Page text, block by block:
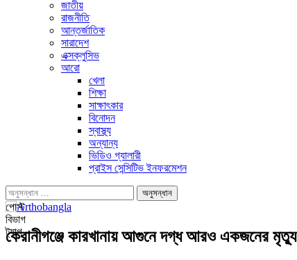
জাতীয়
রাজনীতি
আন্তর্জাতিক
সারাদেশ
এক্সক্লুসিভ
আরো
খেলা
শিক্ষা
সাক্ষাৎকার
বিনোদন
স্বাস্থ্য
অন্যান্য
ভিডিও গ্যালারী
প্রাইস সেন্সিটিভ ইনফরমেশন
পোস্ট
বিভাগ
ট্যাগ
কেরানীগঞ্জে কারখানায় আগুনে দগ্ধ আরও একজনের মৃত্যু